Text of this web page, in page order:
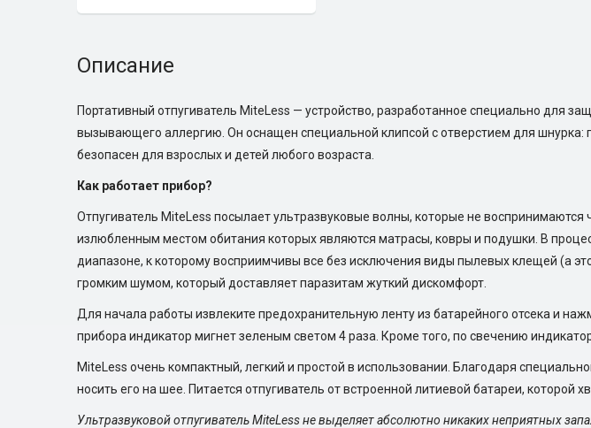
Описание
Портативный отпугиватель MiteLess — устройство, разработанное специально для
вызывающего аллергию. Он оснащен специальной клипсой с отверстием для шнурка:
безопасен для взрослых и детей любого возраста.
Как работает прибор?
Отпугиватель MiteLess посылает ультразвуковые волны, которые не
излюбленным местом обитания которых являются матрасы, ковры и подушки. В
диапазоне, к которому восприимчивы все без исключения виды пылевых клещей (а
громким шумом, который доставляет паразитам жуткий дискомфорт.
Для начала работы извлеките предохранительную ленту из батарейного отсека и
прибора индикатор мигнет зеленым светом 4 раза. Кроме того, по свечению
MiteLess очень компактный, легкий и простой в использовании. Благодаря
носить его на шее. Питается отпугиватель от встроенной литиевой батареи, которой
Ультразвуковой отпугиватель MiteLess не выделяет абсолютно никаких неприятных